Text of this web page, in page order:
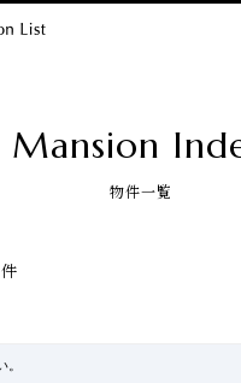
Mansion
物件一覧
件